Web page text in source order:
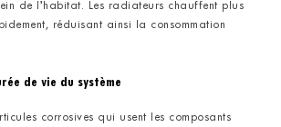
de l’habitat. Les radiateurs chauffent plus
réduisant ainsi la consommation
de vie du système
corrosives qui usent les composants